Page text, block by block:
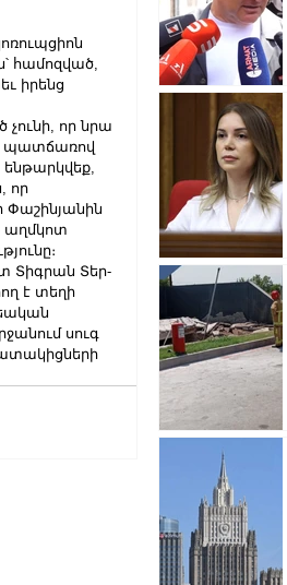
համոզված,
իրենց
որ նրա
պատճառով
որ
աղմկոտ
Տիգրան Տեր-
է տեղի
սուգ